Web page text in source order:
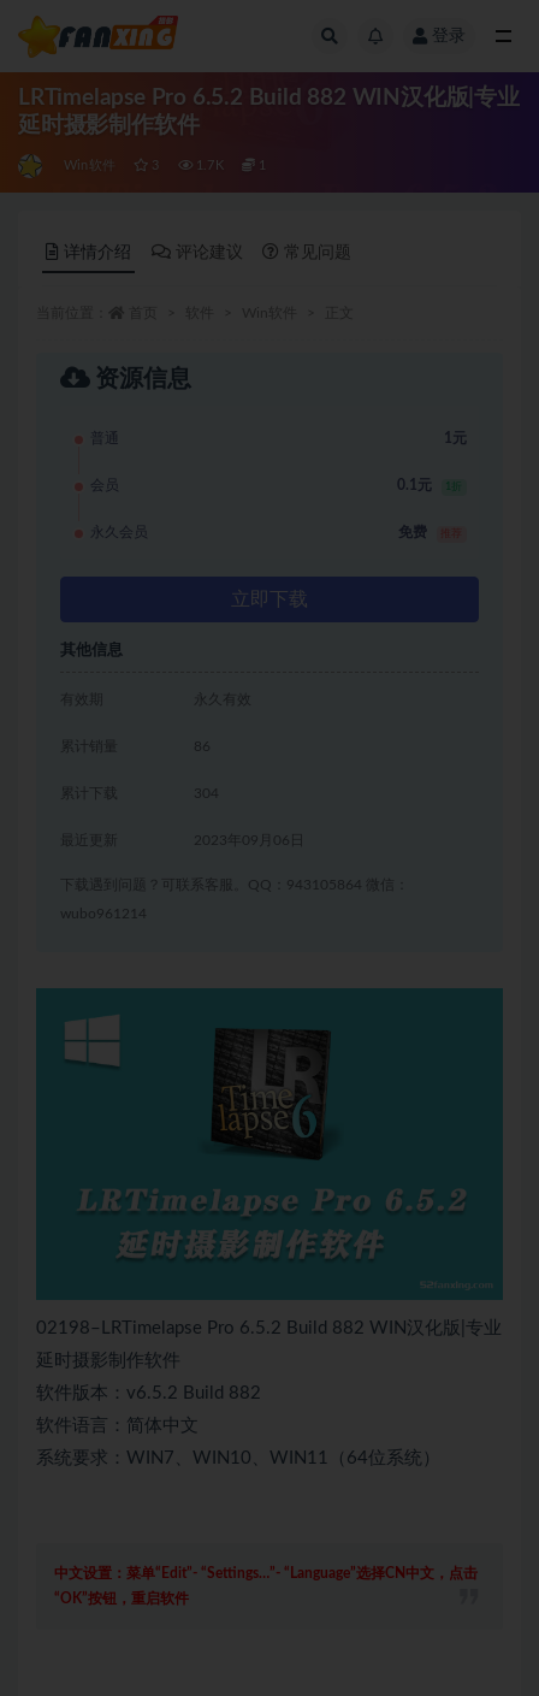
登录
LRTimelapse Pro 6.5.2 Build 882 WIN汉化版|专业
延时摄影制作软件
Win软件 3 1.7K 1
详情介绍 评论建议 常见问题
资源信息
普通 1元
会员 0.1元 1折
永久会员 免费
立即下载
其他信息
有效期 永久有效
累计销量 86
累计下载 304
2023年09月06日
下载遇到问题？可联系客服。QQ：943105864 微信：
wubo961214
02198–LRTimelapse Pro 6.5.2 Build 882 WIN汉化版|专业
延时摄影制作软件
软件版本：v6.5.2 Build 882
软件语言：简体中文
系统要求：WIN7、WIN10、WIN11（64位系统）
中文设置：菜单“Edit”- “Settings…”- “Language”选择CN中文，点击
“OK”按钮，重启软件